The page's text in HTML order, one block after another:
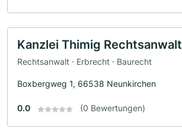
Kanzlei Thimig Rechtsanwalt
Rechtsanwalt · Erbrecht · Baurecht
Boxbergweg 1, 66538 Neunkirchen
0.0 (0 Bewertungen)